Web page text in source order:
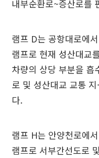
내부순환로~증산로를
램프 D는 공항대로에
램프로 현재 성산대교
차량의 상당 부분을 흡
로 및 성산대교 교통
다.
램프 H는 안양천로에
램프로 서부간선도로